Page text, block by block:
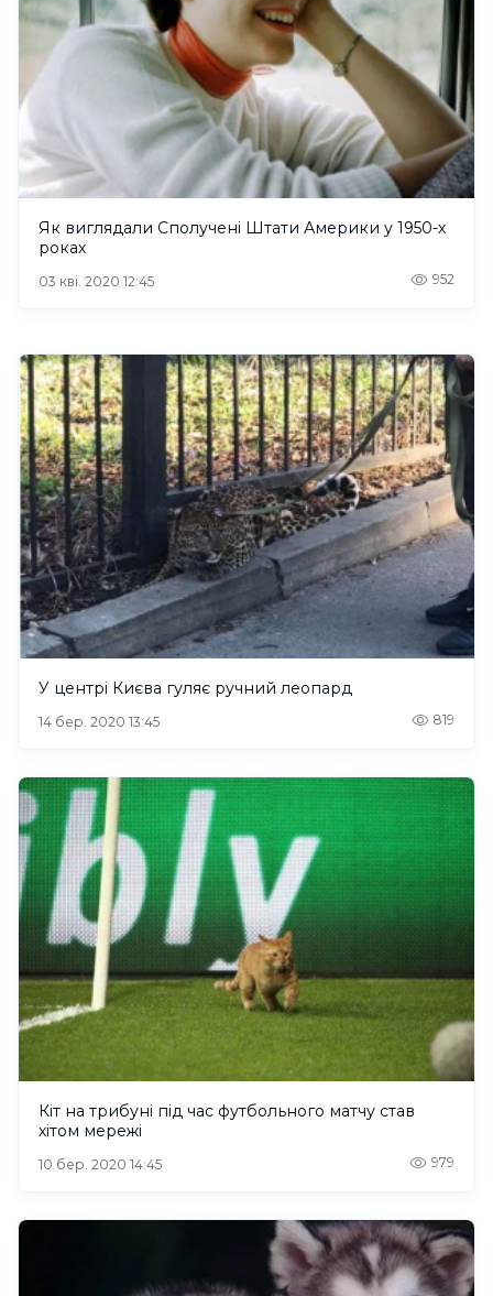
Як виглядали Сполучені Штати Америки у 1950-х
роках
03 кві. 2020 12:45 952
У центрі Києва гуляє ручний леопард
14 бер. 2020 13:45 819
Кіт на трибуні під час футбольного матчу став
хітом мережі
10 бер. 2020 14:45 979